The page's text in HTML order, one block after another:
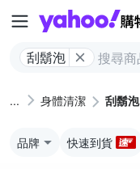
刮鬍泡
身體清潔 刮鬍泡
品牌 快速到貨